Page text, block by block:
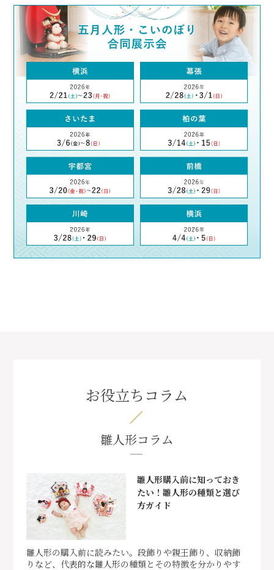
お役立ちコラム
雛人形コラム
雛人形購入前に知っておき
たい！雛人形の種類と選び
方ガイド
雛人形の購入前に読みたい。段飾りや親王飾り、収納飾
りなど、代表的な雛人形の種類とその特徴を分かりやす